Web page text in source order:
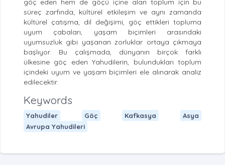
göç eden hem de göçü içine alan toplum için bu
süreç zarfında; kültürel etkileşim ve aynı zamanda
kültürel çatışma, dil değişimi, göç ettikleri topluma
uyum çabaları, yaşam biçimleri arasındaki
uyumsuzluk gibi yaşanan zorluklar ortaya çıkmaya
başlıyor. Bu çalışmada, dünyanın birçok farklı
ülkesine göç eden Yahudilerin, bulundukları toplum
içindeki uyum ve yaşam biçimleri ele alınarak analiz
edilecektir.
Keywords
Yahudiler Göç Kafkasya
Asya
Avrupa Yahudileri